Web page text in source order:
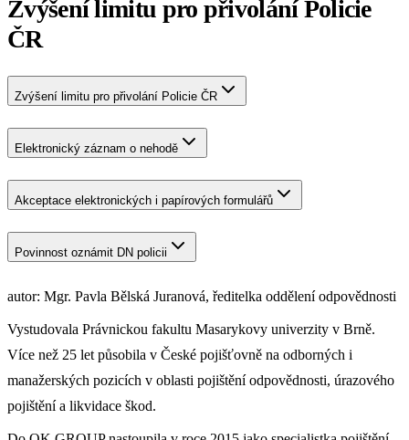
Zvýšení limitu pro přivolání Policie
ČR
Zvýšení limitu pro přivolání Policie ČR
Elektronický záznam o nehodě
Akceptace elektronických i papírových formulářů
Povinnost oznámit DN policii
autor: Mgr. Pavla Bělská Juranová, ředitelka oddělení odpovědnosti
Vystudovala Právnickou fakultu Masarykovy univerzity v Brně.
Více než 25 let působila v České pojišťovně na odborných i
manažerských pozicích v oblasti pojištění odpovědnosti, úrazového
pojištění a likvidace škod.